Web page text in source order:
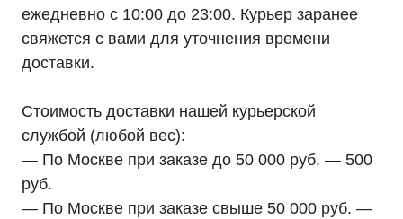
ежедневно с 10:00 до 23:00. Курьер заранее
свяжется с вами для уточнения времени
доставки.
Стоимость доставки нашей курьерской
службой (любой вес):
— По Москве при заказе до 50 000 руб. — 500
руб.
— По Москве при заказе свыше 50 000 руб. —